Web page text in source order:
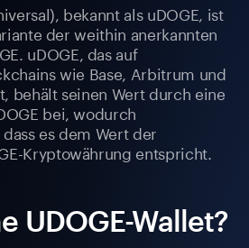
bekannt als uDOGE, ist
der weithin anerkannten
uDOGE, das auf
wie Base, Arbitrum und
behält seinen Wert durch eine
bei, wodurch
es dem Wert der
Kryptowährung entspricht.
UDOGE-Wallet?